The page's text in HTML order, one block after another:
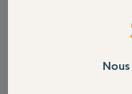
Début 2023, nous